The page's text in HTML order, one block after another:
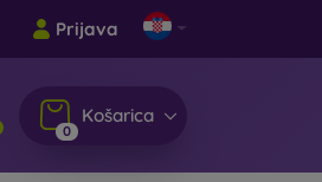
Prijava
0
Košarica